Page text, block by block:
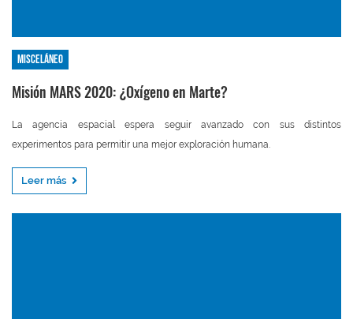
Misceláneo
Misión MARS 2020: ¿Oxígeno en Marte?
La agencia espacial espera seguir avanzado con sus distintos
experimentos para permitir una mejor exploración humana.
Leer más